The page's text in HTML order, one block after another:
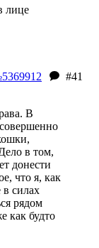
лице
#41
В
в том,
донести
что я, как
в силах
рядом
как будто